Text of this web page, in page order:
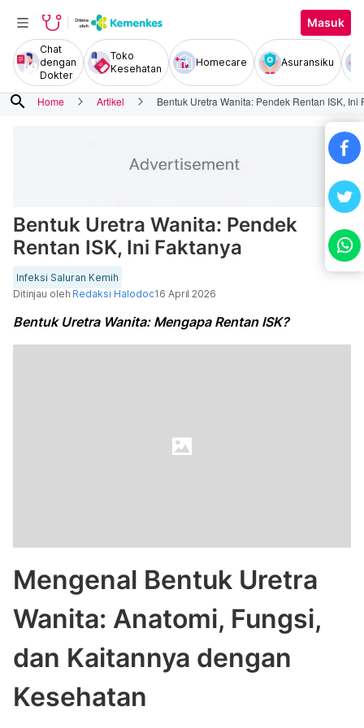
Masuk
Chat
dengan
Dokter
Toko
Kesehatan
Homecare Asuransiku
search Home Artikel Bentuk Uretra Wanita: Pendek Rentan ISK, Ini
Bentuk Uretra Wanita: Pendek
Rentan ISK, Ini Faktanya
Infeksi Saluran Kemih
Ditinjau oleh Redaksi Halodoc16 April 2026
Bentuk Uretra Wanita: Mengapa Rentan ISK?
Mengenal Bentuk Uretra
Wanita: Anatomi, Fungsi,
dan Kaitannya dengan
Kesehatan